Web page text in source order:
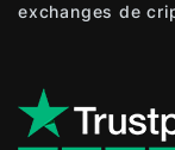
exchanges de